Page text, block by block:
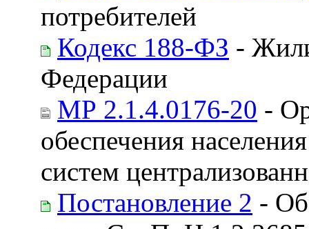
потребителей
Кодекс 188-ФЗ -
Федерации
МР 2.1.4.0176-20 -
обеспечения
систем
Постановление 2 -